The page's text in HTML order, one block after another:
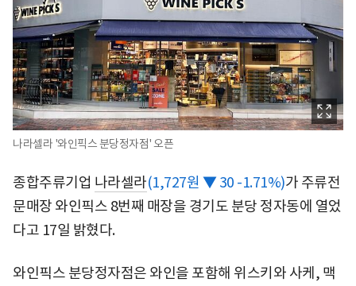
나라셀라 '와인픽스 분당정자점' 오픈
종합주류기업 나라셀라(1,727원 ▼ 30 -1.71%)가 주류전
문매장 와인픽스 8번째 매장을 경기도 분당 정자동에 열었
다고 17일 밝혔다.
와인픽스 분당정자점은 와인을 포함해 위스키와 사케, 맥